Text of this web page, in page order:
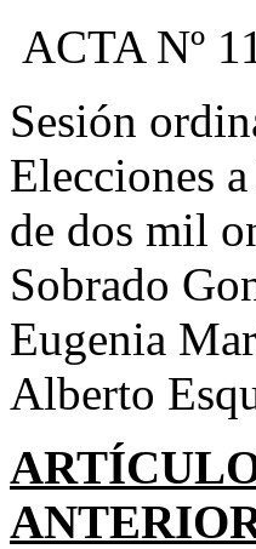
ACTA Nº
Sesión
Elecciones
de dos mil
Sobrado
Eugenia
Alberto